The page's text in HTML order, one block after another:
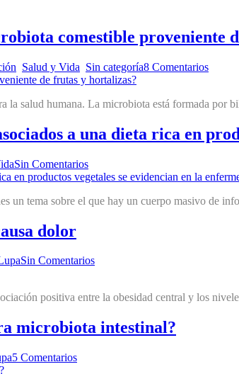
comestible proveniente
Salud y Vida Sin categoría8 Comentarios
salud humana. La microbiota está formada por
a una dieta rica en
Sin Comentarios
un tema sobre el que hay un cuerpo masivo de
dolor
Sin Comentarios
positiva entre la obesidad central y los
microbiota intestinal?
5 Comentarios